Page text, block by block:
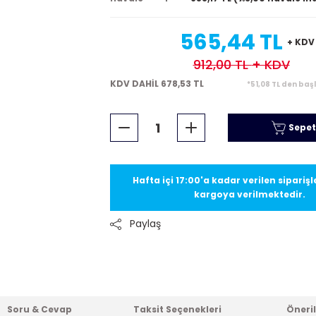
565,44 TL + KDV
912,00 TL+ KDV
KDV DAHİL 678,53 TL *51,08 TL den
Hafta içi 17:00'a kadar verilen
kargoya verilmektedir.
Paylaş
Soru & Cevap Taksit Seçenekleri